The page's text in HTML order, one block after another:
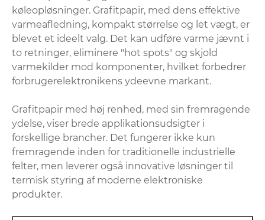
køleopløsninger. Grafitpapir, med dens effektive
varmeafledning, kompakt størrelse og let vægt, er
blevet et ideelt valg. Det kan udføre varme jævnt i
to retninger, eliminere "hot spots" og skjold
varmekilder mod komponenter, hvilket forbedrer
forbrugerelektronikens ydeevne markant.
Grafitpapir med høj renhed, med sin fremragende
ydelse, viser brede applikationsudsigter i
forskellige brancher. Det fungerer ikke kun
fremragende inden for traditionelle industrielle
felter, men leverer også innovative løsninger til
termisk styring af moderne elektroniske
produkter.